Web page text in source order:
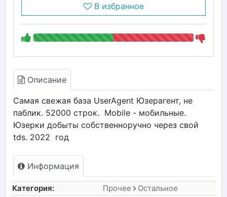
В избранное
Описание
Самая свежая база UserAgent Юзерагент, не
паблик. 52000 строк. Mobile - мобильные.
Юзерки добыты собственноручно через свой
tds. 2022 год
Информация
Категория: Прочее
Остальное